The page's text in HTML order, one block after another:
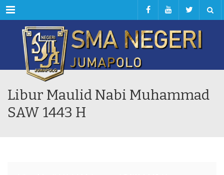
Menu
Libur Maulid Nabi Muhammad
SAW 1443 H